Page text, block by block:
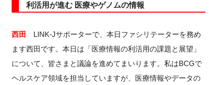
利活用が進む 医療やゲノムの情報
西田
LINK-Jサポーターで、本日ファシリテーターを務め
ます西田です。本日は「医療情報の利活用の課題と展望」
について、皆さまと議論を進めてまいります。私はBCGで
ヘルスケア領域を担当していますが、医療情報やデータの